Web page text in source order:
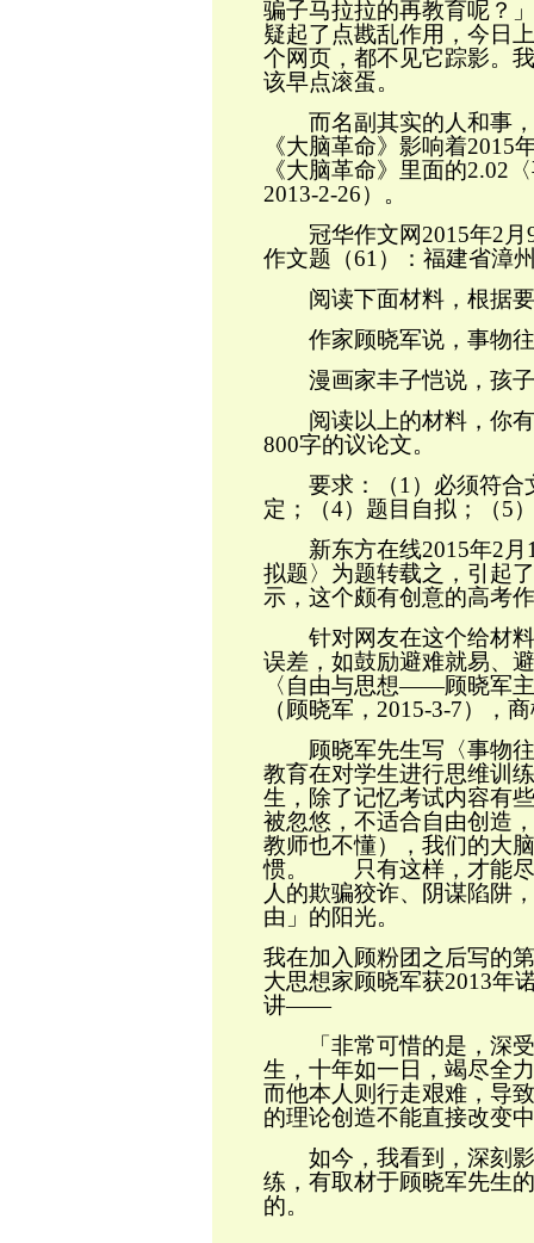
骗子马拉拉的再教育呢？
疑起了点戡乱作用，今日
个网页，都不见它踪影。
该早点滚蛋。
而名副其实的人和事，
《大脑革命》影响着2015
《大脑革命》里面的2.02
2013-2-26）。
冠华作文网2015年2 月
作文题（61 ）：福建省漳
阅读下面材料，根据要
作家顾晓军说，事物往
漫画家丰子恺说，孩子
阅读以上的材料，你有
800字的议论文。
要求：（1 ）必须符合
定；（4）题目自拟；（5
新东方在线2015年2 月
拟题〉为题转载之，引起
示，这个颇有创意的高考
针对网友在这个给材料
误差，如鼓励避难就易、
〈自由与思想——顾晓军主
（顾晓军， 2015-3-7），
顾晓军先生写〈事物往
教育在对学生进行思维训
生，除了记忆考试内容有
被忽悠，不适合自由创造
教师也不懂），我们的大
惯。 只有这样，才能尽
人的欺骗狡诈、阴谋陷阱
由」的阳光。
我在加入顾粉团之后写的
大思想家顾晓军获2013年
讲——
「非常可惜的是，深受
生，十年如一日，竭尽全
而他本人则行走艰难，导
的理论创造不能直接改变
如今，我看到，深刻影
练，有取材于顾晓军先生
的。